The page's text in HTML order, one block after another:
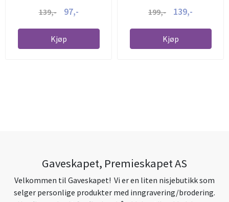
139,- 97,-
Kjøp
199,- 139,-
Kjøp
Gaveskapet, Premieskapet AS
Velkommen til Gaveskapet! Vi er en liten nisjebutikk som
selger personlige produkter med inngravering/brodering.